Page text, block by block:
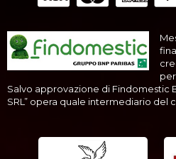
Salvo approvazione di Findomestic
SRL” opera quale intermediario del